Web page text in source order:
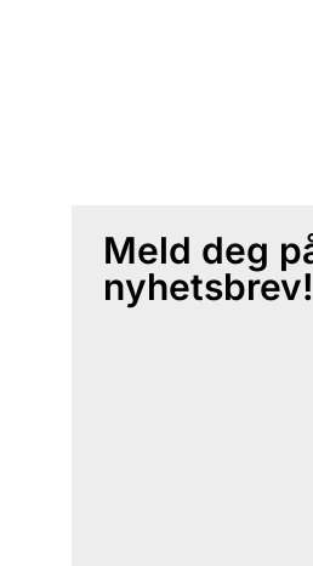
Meld deg
nyhetsbrev!